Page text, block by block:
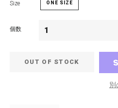
Size ONE SIZE
個数
OUT OF STOCK
別